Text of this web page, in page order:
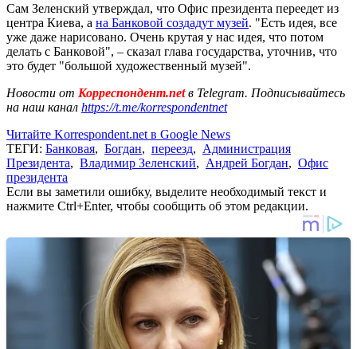
Сам Зеленский утверждал, что Офис президента переедет из
центра Киева, а на Банковой создадут музей. "Есть идея, все
уже даже нарисовано. Очень крутая у нас идея, что потом
делать с Банковой", – сказал глава государства, уточнив, что
это будет "большой художественный музей".
Новости от Корреспондент.netв Telegram. Подписывайтесь
на наш канал https://t.me/korrespondentnet
Читайте Korrespondent.net в Google News
ТЕГИ: Банковая, Богдан, переезд, Администрация
Президента, Владимир Зеленский, Андрей Богдан, Офис
президента
Если вы заметили ошибку, выделите необходимый текст и
нажмите Ctrl+Enter, чтобы сообщить об этом редакции.